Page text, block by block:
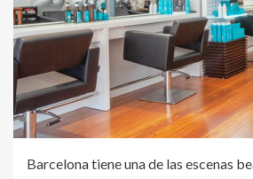
Barcelona tiene una de las escenas